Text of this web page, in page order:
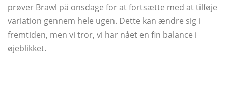
prøver Brawl på onsdage for at fortsætte med at tilføje
variation gennem hele ugen. Dette kan ændre sig i
fremtiden, men vi tror, ​​vi har nået en fin balance i
øjeblikket.